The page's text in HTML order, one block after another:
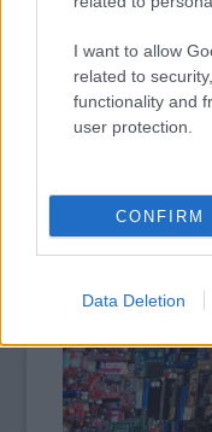
I want to allow
related to
functionality and
user protection.
CONFIRM
Data Deletion